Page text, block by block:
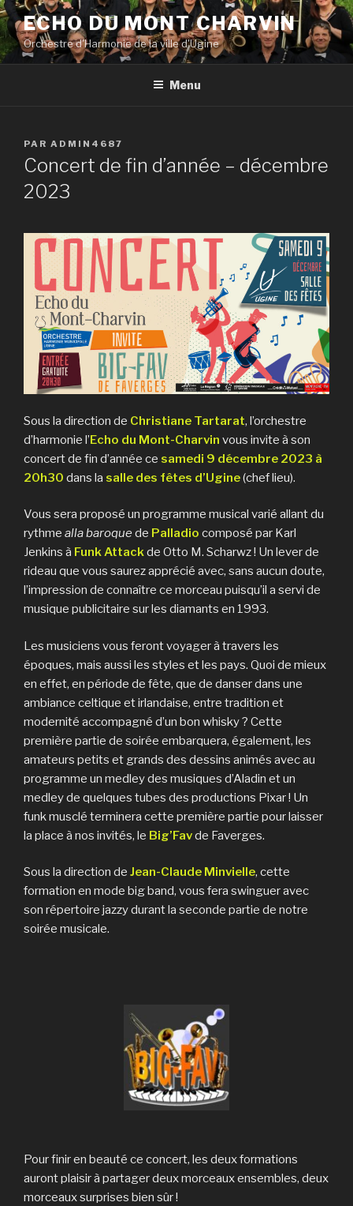
Aller
au
contenu
principal
ECHO DU MONT CHARVIN
Orchestre d'Harmonie de la ville d'Ugine
Menu
PUBLIÉ
LE
PAR ADMIN4687
Concert de fin d’année – décembre
2023
Sous la direction de Christiane Tartarat, l’orchestre
d’harmonie l’Echo du Mont-Charvin vous invite à son
concert de fin d’année ce samedi 9 décembre 2023 à
20h30 dans la salle des fêtes d’Ugine(chef lieu).
Vous sera proposé un programme musical varié allant du
rythme alla baroque de Palladio composé par Karl
Jenkins à Funk Attackde Otto M. Scharwz ! Un lever de
rideau que vous saurez apprécié avec, sans aucun doute,
l’impression de connaître ce morceau puisqu’il a servi de
musique publicitaire sur les diamants en 1993.
Les musiciens vous feront voyager à travers les
époques, mais aussi les styles et les pays. Quoi de mieux
en effet, en période de fête, que de danser dans une
ambiance celtique et irlandaise, entre tradition et
modernité accompagné d’un bon whisky ? Cette
première partie de soirée embarquera, également, les
amateurs petits et grands des dessins animés avec au
programme un medley des musiques d’Aladin et un
medley de quelques tubes des productions Pixar ! Un
funk musclé terminera cette première partie pour laisser
la place à nos invités, le Big’Favde Faverges.
Sous la direction de Jean-Claude Minvielle, cette
formation en mode big band, vous fera swinguer avec
son répertoire jazzy durant la seconde partie de notre
soirée musicale.
Pour finir en beauté ce concert, les deux formations
auront plaisir à partager deux morceaux ensembles, deux
morceaux surprises bien sûr !